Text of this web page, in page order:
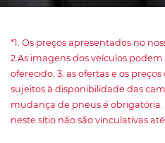
*1. Os preços apresentados no
2.As imagens dos veículos
oferecido. 3. as ofertas e os
sujeitos à disponibilidade das
mudança de pneus é obrigatória.
neste sítio não são vinculativas